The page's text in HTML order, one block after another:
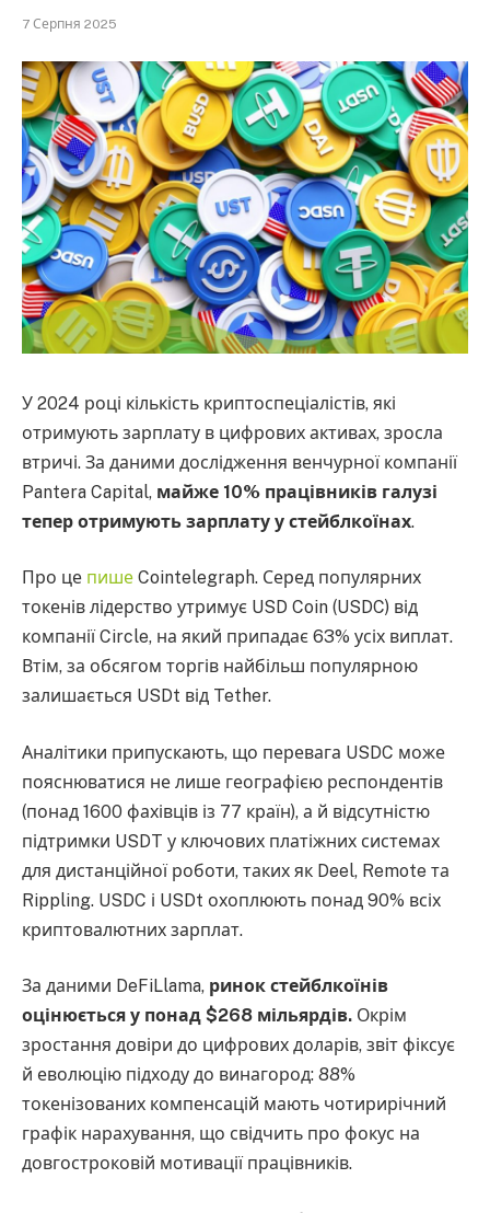
7 Серпня 2025
У 2024 році кількість криптоспеціалістів, які
отримують зарплату в цифрових активах, зросла
втричі. За даними дослідження венчурної компанії
Pantera Capital, майже 10% працівників галузі
тепер отримують зарплату у стейблкоїнах.
Про це пише Cointelegraph. Серед популярних
токенів лідерство утримує USD Coin (USDC) від
компанії Circle, на який припадає 63% усіх виплат.
Втім, за обсягом торгів найбільш популярною
залишається USDt від Tether.
Аналітики припускають, що перевага USDC може
пояснюватися не лише географією респондентів
(понад 1600 фахівців із 77 країн), а й відсутністю
підтримки USDT у ключових платіжних системах
для дистанційної роботи, таких як Deel, Remote та
Rippling. USDC і USDt охоплюють понад 90% всіх
криптовалютних зарплат.
За даними DeFiLlama, ринок стейблкоїнів
оцінюється у понад $268 мільярдів. Окрім
зростання довіри до цифрових доларів, звіт фіксує
й еволюцію підходу до винагород: 88%
токенізованих компенсацій мають чотирирічний
графік нарахування, що свідчить про фокус на
довгостроковій мотивації працівників.